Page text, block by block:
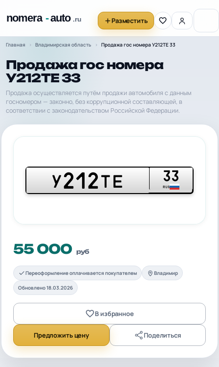
Разместить
Главная Владимирская область Продажа гос номера У212ТЕ 33
Продажа гос номера
У212ТЕ 33
Продажа осуществляется путём продажи автомобиля с данным
госномером — законно, без коррупционной составляющей, в
соответствии с законодательством Российской Федерации.
У212ТЕ 33
RUS
55 000 руб
Переоформление оплачивается покупателем Владимир
Обновлено 18.03.2026
В избранное
Предложить цену Поделиться